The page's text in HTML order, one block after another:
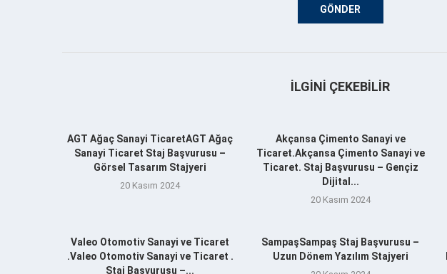
İLGINI ÇEKEBILIR
AGT Ağaç Sanayi TicaretAGT Ağaç
Sanayi Ticaret Staj Başvurusu –
Görsel Tasarım Stajyeri
20 Kasım 2024
Akçansa Çimento Sanayi ve
Ticaret.Akçansa Çimento Sanayi ve
Ticaret. Staj Başvurusu – Gençiz
Dijital...
20 Kasım 2024
Valeo Otomotiv Sanayi ve Ticaret
.Valeo Otomotiv Sanayi ve Ticaret .
Staj Başvurusu –...
SampaşSampaş Staj Başvurusu –
Uzun Dönem Yazılım Stajyeri